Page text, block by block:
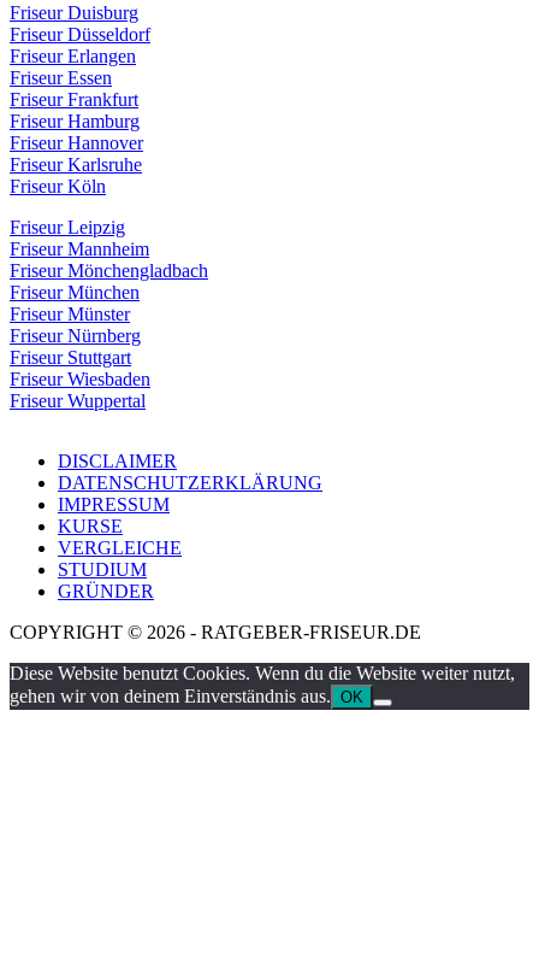
Friseur Duisburg
Friseur Düsseldorf
Friseur Erlangen
Friseur Essen
Friseur Frankfurt
Friseur Hamburg
Friseur Hannover
Friseur Karlsruhe
Friseur Köln
Friseur Leipzig
Friseur Mannheim
Friseur Mönchengladbach
Friseur München
Friseur Münster
Friseur Nürnberg
Friseur Stuttgart
Friseur Wiesbaden
Friseur Wuppertal
DISCLAIMER
DATENSCHUTZERKLÄRUNG
IMPRESSUM
KURSE
VERGLEICHE
STUDIUM
GRÜNDER
COPYRIGHT © 2026 - RATGEBER-FRISEUR.DE
Diese Website benutzt Cookies. Wenn du die Website weiter nutzt,
gehen wir von deinem Einverständnis aus. OK